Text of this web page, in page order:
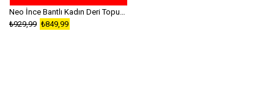
Neo İnce Bantlı Kadın Deri Topuklu Sandalet Saks Mavi
₺849,99
₺929,99